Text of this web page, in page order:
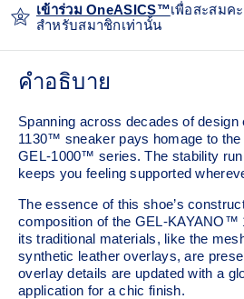
เข้าร่วม OneASICS™เพื่อสะสมค
สำหรับสมาชิกเท่านั้น
คำอธิบาย
Spanning across decades of design
1130™ sneaker pays homage to the
GEL-1000™ series. The stability
keeps you feeling supported
The essence of this shoe’s
composition of the GEL-KAYANO™
its traditional materials, like the
synthetic leather overlays, are
overlay details are updated with a
application for a chic finish.